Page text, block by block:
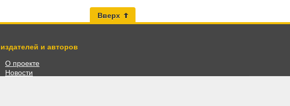
Вверх
и авторов
О проекте
Новости